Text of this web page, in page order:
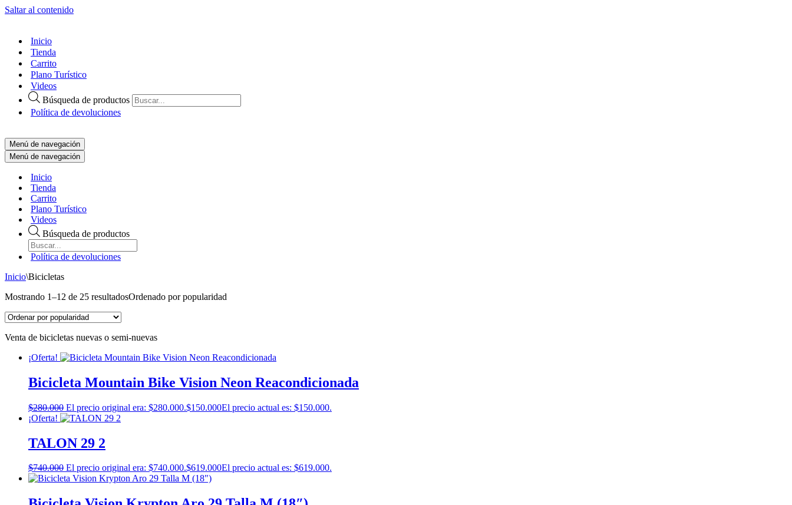
Saltar al contenido
Inicio
Tienda
Carrito
Plano Turístico
Videos
Búsqueda de productos
Política de devoluciones
Menú de navegación
Menú de navegación
Inicio
Tienda
Carrito
Plano Turístico
Videos
Búsqueda de productos
Política de devoluciones
Inicio\Bicicletas
Mostrando 1–12 de 25 resultadosOrdenado por popularidad
Venta de bicicletas nuevas o semi-nuevas
¡Oferta!
Bicicleta Mountain Bike Vision Neon Reacondicionada
$280.000 El precio original era: $280.000.$150.000El precio actual es: $150.000.
¡Oferta!
TALON 29 2
$740.000 El precio original era: $740.000.$619.000El precio actual es: $619.000.